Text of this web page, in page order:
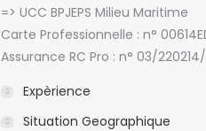
=> UCC BPJEPS Milieu Maritime
Carte Professionnelle : n°
Assurance RC Pro : n° 03/
Expèrience
Situation Geographique